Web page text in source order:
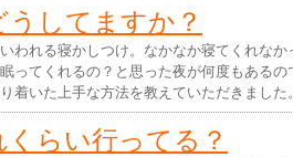
うしてますか？
われる寝かしつけ。なかなか寝てくれな
ってくれるの？と思った夜が何度もある
着いた上手な方法を教えていただきました
くらい行ってる？